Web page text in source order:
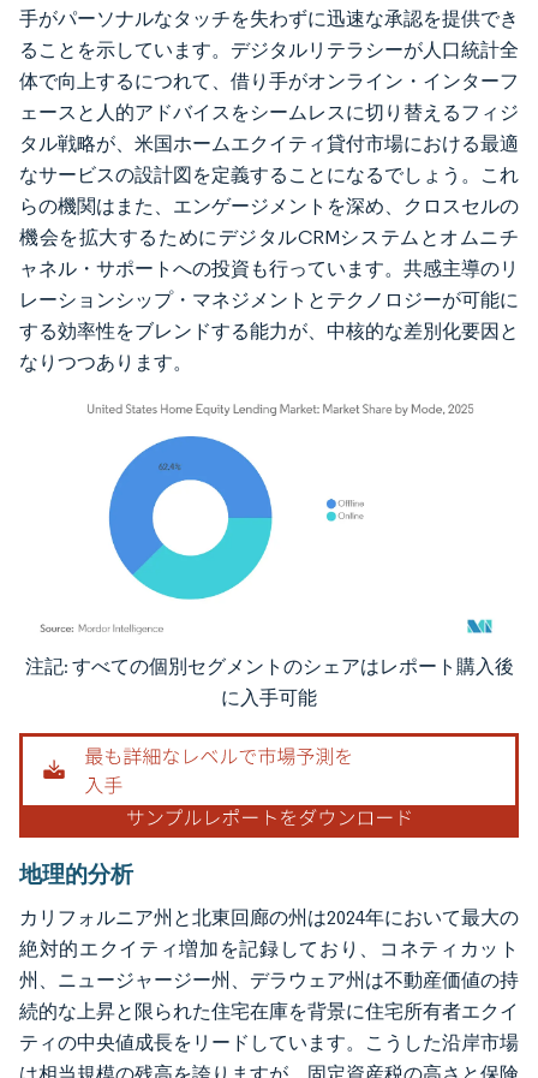
手がパーソナルなタッチを失わずに迅速な承認を提供でき
ることを示しています。デジタルリテラシーが人口統計全
体で向上するにつれて、借り手がオンライン・インターフ
ェースと人的アドバイスをシームレスに切り替えるフィジ
タル戦略が、米国ホームエクイティ貸付市場における最適
なサービスの設計図を定義することになるでしょう。これ
らの機関はまた、エンゲージメントを深め、クロスセルの
機会を拡大するためにデジタルCRMシステムとオムニチ
ャネル・サポートへの投資も行っています。共感主導のリ
レーションシップ・マネジメントとテクノロジーが可能に
する効率性をブレンドする能力が、中核的な差別化要因と
なりつつあります。
画像 © Mordor Intelligence。再利用にはCC BY 4.0の表示が必要です。
注記: すべての個別セグメントのシェアはレポート購入後
に入手可能
地理的分析
カリフォルニア州と北東回廊の州は2024年において最大の
絶対的エクイティ増加を記録しており、コネティカット
州、ニュージャージー州、デラウェア州は不動産価値の持
続的な上昇と限られた住宅在庫を背景に住宅所有者エクイ
ティの中央値成長をリードしています。こうした沿岸市場